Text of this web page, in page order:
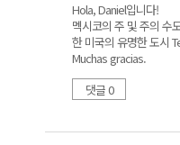
Hola, Daniel입니다!
멕시코의 주 및 주의 수
한 미국의 유명한 도시
Muchas gracias.
댓글 0